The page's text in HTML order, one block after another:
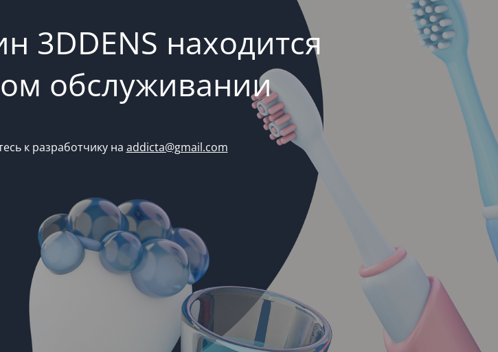
3DDENS находится
обслуживании
к разработчику на addicta@gmail.com